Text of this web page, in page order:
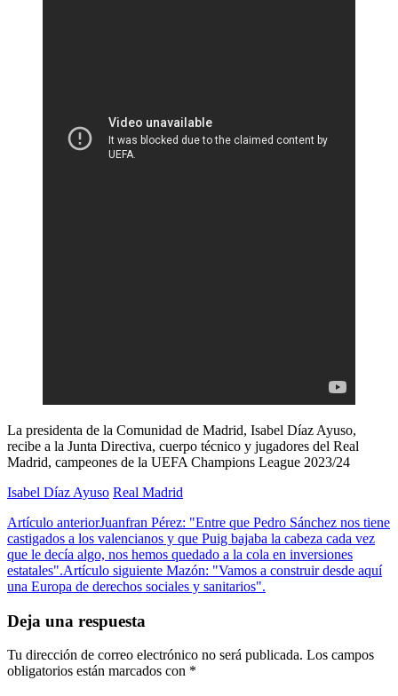
La presidenta de la Comunidad de Madrid, Isabel Díaz Ayuso,
recibe a la Junta Directiva, cuerpo técnico y jugadores del Real
Madrid, campeones de la UEFA Champions League 2023/24
Isabel Díaz Ayuso Real Madrid
Artículo anteriorJuanfran Pérez: "Entre que Pedro Sánchez nos tiene
castigados a los valencianos y que Puig bajaba la cabeza cada vez
que le decía algo, nos hemos quedado a la cola en inversiones
estatales".Artículo siguiente Mazón: "Vamos a construir desde aquí
una Europa de derechos sociales y sanitarios".
Deja una respuesta
Tu dirección de correo electrónico no será publicada. Los campos
obligatorios están marcados con *